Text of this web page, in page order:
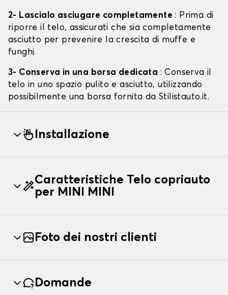
2- Lascialo asciugare completamente: Prima di
riporre il telo, assicurati che sia completamente
asciutto per prevenire la crescita di muffe e
funghi.
3- Conserva in una borsa dedicata : Conserva il
telo in uno spazio pulito e asciutto, utilizzando
possibilmente una borsa fornita da Stilistauto.it.
Installazione
Caratteristiche Telo copriauto
per MINI MINI
Foto dei nostri clienti
Domande